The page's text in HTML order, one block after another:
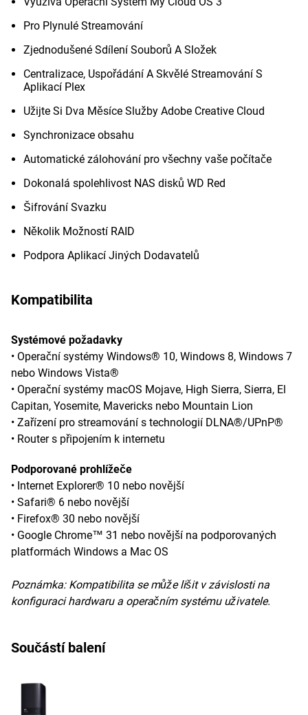
Pro Plynulé Streamování
Zjednodušené Sdílení Souborů A Složek
Centralizace, Uspořádání A Skvělé Streamování S
Aplikací Plex
Užijte Si Dva Měsíce Služby Adobe Creative Cloud
Synchronizace obsahu
Automatické zálohování pro všechny vaše počítače
Dokonalá spolehlivost NAS disků WD Red
Šifrování Svazku
Několik Možností RAID
Podpora Aplikací Jiných Dodavatelů
Kompatibilita
Systémové požadavky
• Operační systémy Windows® 10, Windows 8, Windows 7
nebo Windows Vista®
• Operační systémy macOS Mojave, High Sierra, Sierra, El
Capitan, Yosemite, Mavericks nebo Mountain Lion
• Zařízení pro streamování s technologií DLNA®/UPnP®
• Router s připojením k internetu
Podporované prohlížeče
• Internet Explorer® 10 nebo novější
• Safari® 6 nebo novější
• Firefox® 30 nebo novější
• Google Chrome™ 31 nebo novější na podporovaných
platformách Windows a Mac OS
Poznámka: Kompatibilita se může lišit v závislosti na
konfiguraci hardwaru a operačním systému uživatele.
Součástí balení